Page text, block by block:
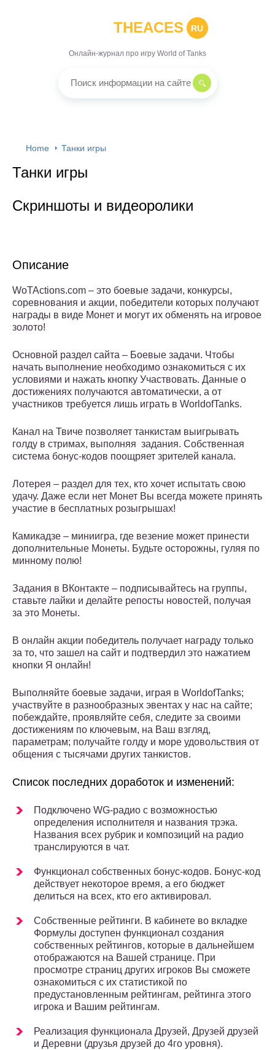
THEACES RU
Онлайн-журнал про игру World of Tanks
Home Танки игры
Танки игры
Скриншоты и видеоролики
Описание
WoTActions.com – это боевые задачи, конкурсы,
соревнования и акции, победители которых получают
награды в виде Монет и могут их обменять на игровое
золото!
Основной раздел сайта – Боевые задачи. Чтобы
начать выполнение необходимо ознакомиться с их
условиями и нажать кнопку Участвовать. Данные о
достижениях получаются автоматически, а от
участников требуется лишь играть в WorldofTanks.
Канал на Твиче позволяет танкистам выигрывать
голду в стримах, выполняя задания. Собственная
система бонус-кодов поощряет зрителей канала.
Лотерея – раздел для тех, кто хочет испытать свою
удачу. Даже если нет Монет Вы всегда можете принять
участие в бесплатных розыгрышах!
Камикадзе – миниигра, где везение может принести
дополнительные Монеты. Будьте осторожны, гуляя по
минному полю!
Задания в ВКонтакте – подписывайтесь на группы,
ставьте лайки и делайте репосты новостей, получая
за это Монеты.
В онлайн акции победитель получает награду только
за то, что зашел на сайт и подтвердил это нажатием
кнопки Я онлайн!
Выполняйте боевые задачи, играя в WorldofTanks;
участвуйте в разнообразных эвентах у нас на сайте;
побеждайте, проявляйте себя, следите за своими
достижениям по ключевым, на Ваш взгляд,
параметрам; получайте голду и море удовольствия от
общения с тысячами других танкистов.
Список последних доработок и изменений:
Подключено WG-радио с возможностью
определения исполнителя и названия трэка.
Названия всех рубрик и композиций на радио
транслируются в чат.
Функционал собственных бонус-кодов. Бонус-код
действует некоторое время, а его бюджет
делиться на всех, кто его активировал.
Собственные рейтинги. В кабинете во вкладке
Формулы доступен функционал создания
собственных рейтингов, которые в дальнейшем
отображаются на Вашей странице. При
просмотре страниц других игроков Вы сможете
ознакомиться с их статистикой по
предустановленным рейтингам, рейтинга этого
игрока и Вашим рейтингам.
Реализация функционала Друзей, Друзей друзей
и Деревни (друзья друзей до 4го уровня).